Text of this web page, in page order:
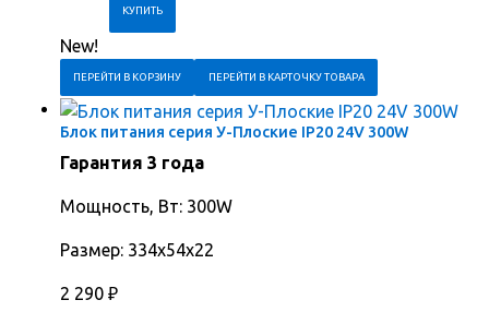
New!
ПЕРЕЙТИ В КОРЗИНУ ПЕРЕЙТИ В КАРТОЧКУ ТОВАРА
Блок питания серия У-Плоские IP20 24V 300W
Гарантия 3 года
Мощность, Вт: 300W
Размер: 334х54х22
2 290 ₽